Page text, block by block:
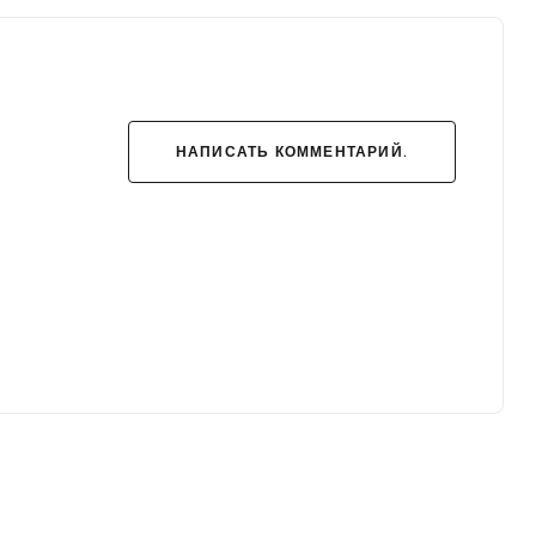
НАПИСАТЬ КОММЕНТАРИЙ.